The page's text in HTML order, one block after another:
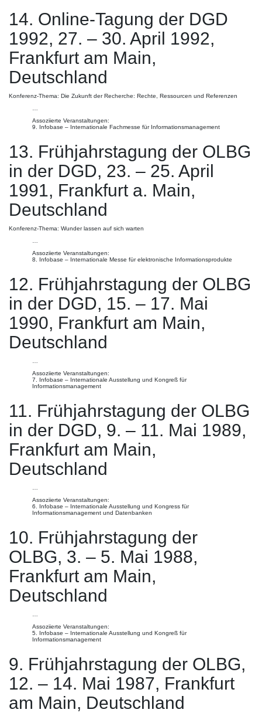
14. Online-Tagung der DGD
1992, 27. – 30. April 1992,
Frankfurt am Main,
Deutschland
Konferenz-Thema: Die Zukunft der Recherche: Rechte, Ressourcen und Referenzen
Assoziierte Veranstaltungen:
9. Infobase – Internationale Fachmesse für Informationsmanagement
13. Frühjahrstagung der OLBG
in der DGD, 23. – 25. April
1991, Frankfurt a. Main,
Deutschland
Konferenz-Thema: Wunder lassen auf sich warten
Assoziierte Veranstaltungen:
8. Infobase – Internationale Messe für elektronische Informationsprodukte
12. Frühjahrstagung der OLBG
in der DGD, 15. – 17. Mai
1990, Frankfurt am Main,
Deutschland
Assoziierte Veranstaltungen:
7. Infobase – Internationale Ausstellung und Kongreß für
Informationsmanagement
11. Frühjahrstagung der OLBG
in der DGD, 9. – 11. Mai 1989,
Frankfurt am Main,
Deutschland
Assoziierte Veranstaltungen:
6. Infobase – Internationale Ausstellung und Kongress für
Informationsmanagement und Datenbanken
10. Frühjahrstagung der
OLBG, 3. – 5. Mai 1988,
Frankfurt am Main,
Deutschland
Assoziierte Veranstaltungen:
5. Infobase – Internationale Ausstellung und Kongreß für
Informationsmanagement
9. Frühjahrstagung der OLBG,
12. – 14. Mai 1987, Frankfurt
am Main, Deutschland